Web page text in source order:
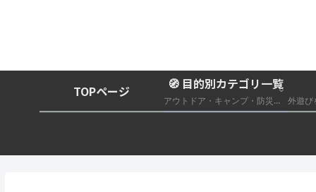
TOPページ 🧭 目的別カテゴリ一覧
アウトドア・キャンプ・防災グッズ総合まとめ